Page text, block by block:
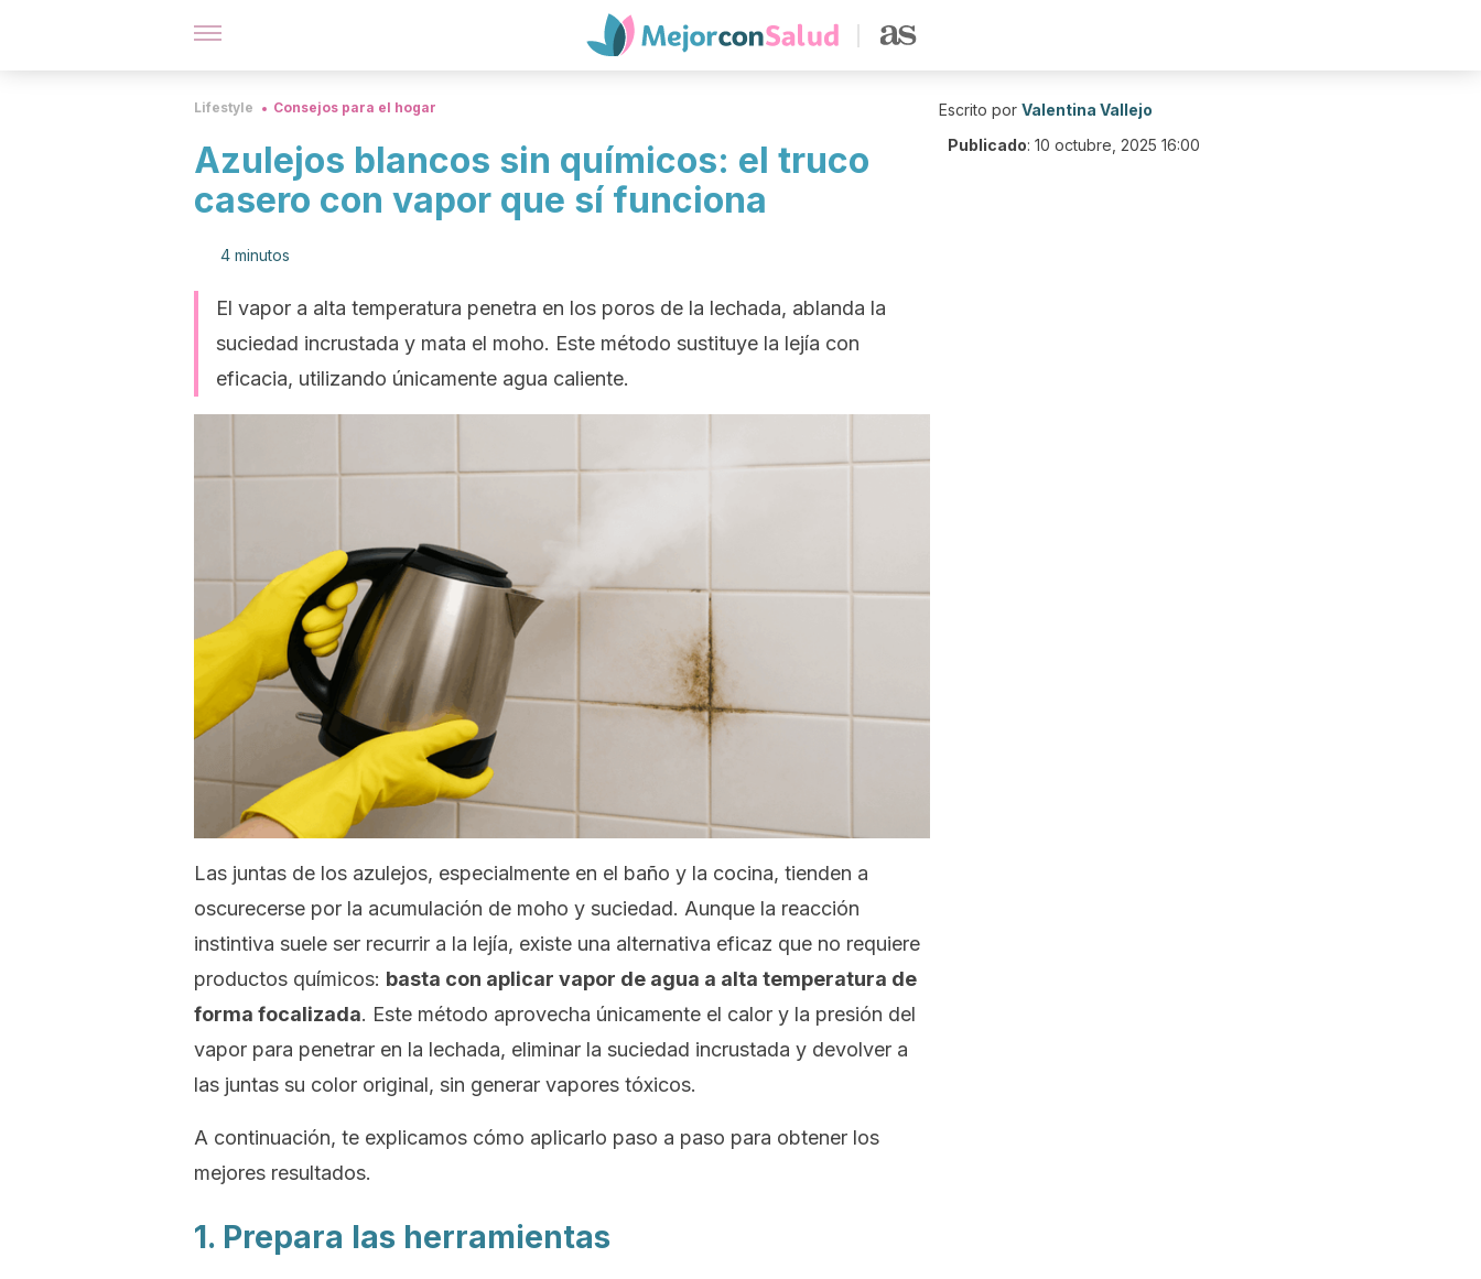
Lifestyle Consejos para el hogar
Azulejos blancos sin químicos: el truco
casero con vapor que sí funciona
4 minutos
El vapor a alta temperatura penetra en los poros de la lechada, ablanda la
suciedad incrustada y mata el moho. Este método sustituye la lejía con
eficacia, utilizando únicamente agua caliente.
Las juntas de los azulejos, especialmente en el baño y la cocina, tienden a
oscurecerse por la acumulación de moho y suciedad. Aunque la reacción
instintiva suele ser recurrir a la lejía, existe una alternativa eficaz que no requiere
productos químicos: basta con aplicar vapor de agua a alta temperatura de
forma focalizada. Este método aprovecha únicamente el calor y la presión del
vapor para penetrar en la lechada, eliminar la suciedad incrustada y devolver a
las juntas su color original, sin generar vapores tóxicos.
A continuación, te explicamos cómo aplicarlo paso a paso para obtener los
mejores resultados.
1. Prepara las herramientas
Escrito por Valentina Vallejo
Publicado: 10 octubre, 2025 16:00